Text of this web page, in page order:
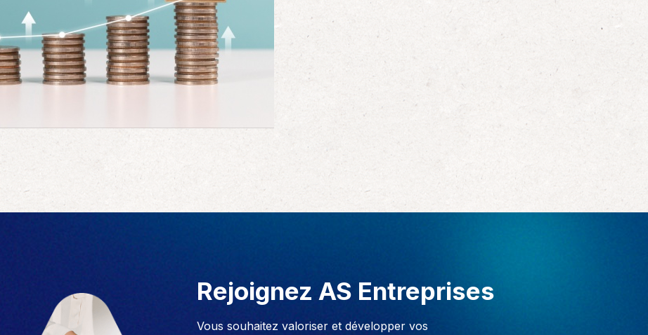
Rejoignez AS Entreprises
Vous souhaitez valoriser et développer vos